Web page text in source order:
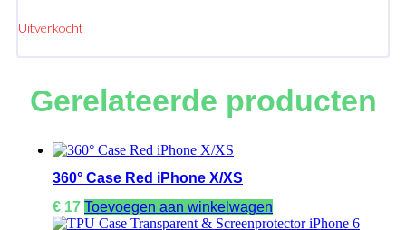
Uitverkocht
Gerelateerde producten
360° Case Red iPhone X/XS
€ 17 Toevoegen aan winkelwagen